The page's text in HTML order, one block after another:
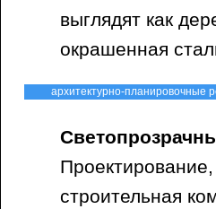
выглядят как
окрашенная
архитектурно-планировочные
строительная